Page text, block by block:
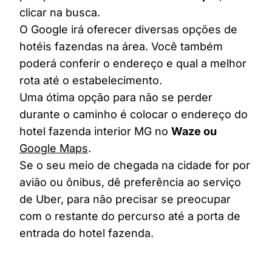
clicar na busca.
O Google irá oferecer diversas opções de
hotéis fazendas na área. Você também
poderá conferir o endereço e qual a melhor
rota até o estabelecimento.
Uma ótima opção para não se perder
durante o caminho é colocar o endereço do
hotel fazenda interior MG no Waze ou
Google Maps.
Se o seu meio de chegada na cidade for por
avião ou ônibus, dê preferência ao serviço
de Uber, para não precisar se preocupar
com o restante do percurso até a porta de
entrada do hotel fazenda.